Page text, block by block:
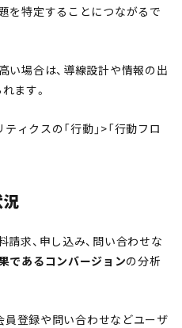
を特定することにつながるで
い場合は、導線設計や情報の出
ます。
ィクスの「行動」>「行動フロ
請求、申し込み、問い合わせな
であるコンバージョンの分析
登録や問い合わせなどユーザ